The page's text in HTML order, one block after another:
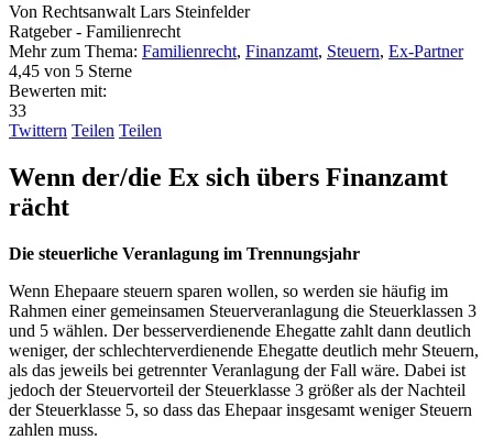
Von Rechtsanwalt Lars Steinfelder
Ratgeber - Familienrecht
Mehr zum Thema: Familienrecht, Finanzamt, Steuern, Ex-Partner
4,45 von 5 Sterne
Bewerten mit:
33
Twittern Teilen Teilen
Wenn der/die Ex sich übers Finanzamt
rächt
Die steuerliche Veranlagung im Trennungsjahr
Wenn Ehepaare steuern sparen wollen, so werden sie häufig im
Rahmen einer gemeinsamen Steuerveranlagung die Steuerklassen 3
und 5 wählen. Der besserverdienende Ehegatte zahlt dann deutlich
weniger, der schlechterverdienende Ehegatte deutlich mehr Steuern,
als das jeweils bei getrennter Veranlagung der Fall wäre. Dabei ist
jedoch der Steuervorteil der Steuerklasse 3 größer als der Nachteil
der Steuerklasse 5, so dass das Ehepaar insgesamt weniger Steuern
zahlen muss.